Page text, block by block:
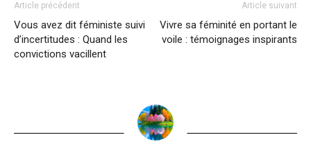
Article précédent
Vous avez dit féministe suivi
d’incertitudes : Quand les
convictions vacillent
Article suivant
Vivre sa féminité en portant le
voile : témoignages inspirants